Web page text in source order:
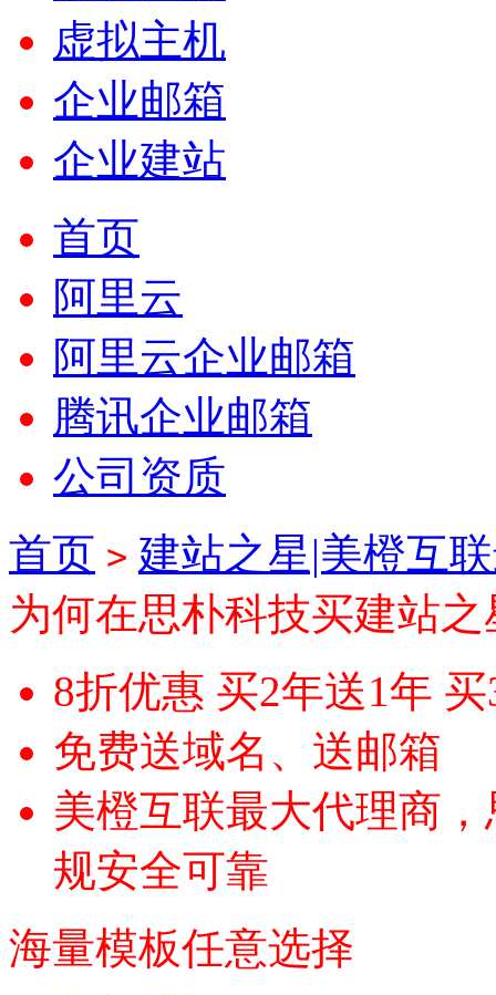
虚拟主机
企业邮箱
企业建站
首页
阿里云
阿里云企业邮箱
腾讯企业邮箱
公司资质
首页 > 建站之星|美橙互
为何在思朴科技买建站之
8折优惠 买2年送1年
免费送域名、送邮箱
美橙互联最大代理商
规安全可靠
海量模板任意选择